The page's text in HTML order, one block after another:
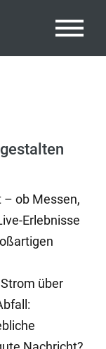
– ob Messen,
Erlebnisse
über